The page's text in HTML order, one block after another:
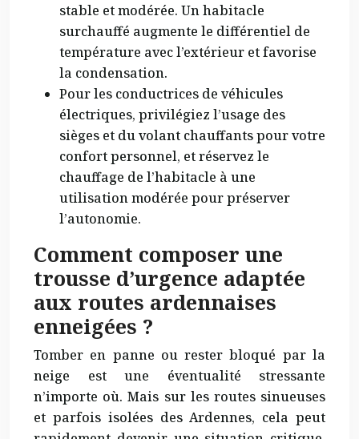
stable et modérée. Un habitacle
surchauffé augmente le différentiel de
température avec l’extérieur et favorise
la condensation.
Pour les conductrices de véhicules
électriques, privilégiez l’usage des
sièges et du volant chauffants pour votre
confort personnel, et réservez le
chauffage de l’habitacle à une
utilisation modérée pour préserver
l’autonomie.
Comment composer une
trousse d’urgence adaptée
aux routes ardennaises
enneigées ?
Tomber en panne ou rester bloqué par la
neige est une éventualité stressante
n’importe où. Mais sur les routes sinueuses
et parfois isolées des Ardennes, cela peut